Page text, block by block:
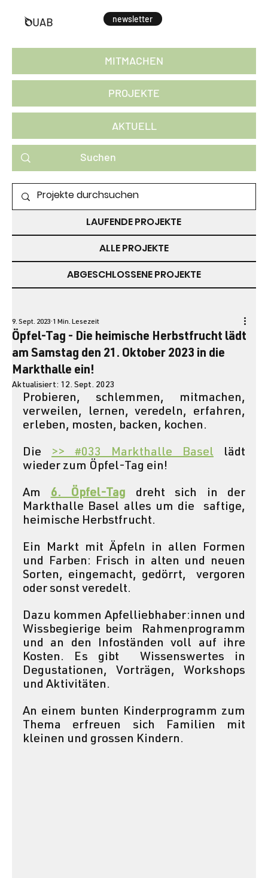
newsletter
Öpfel-Tag - Die heimische Herbstfrucht lädt
am Samstag den 21. Oktober 2023 in die
Markthalle ein!
9. Sept. 2023 1 Min. Lesezeit
Aktualisiert: 12. Sept. 2023
Probieren, schlemmen, mitmachen,
verweilen, lernen, veredeln, erfahren,
erleben, mosten, backen, kochen.
Die >> #033 Markthalle Basel
lädt
wieder zum Öpfel-Tag ein!
Am 6. Öpfel-Tag dreht sich in der
Markthalle Basel alles um die  saftige,
heimische Herbstfrucht.
Ein Markt mit Äpfeln in allen Formen
und Farben: Frisch in alten und neuen
Sorten, eingemacht, gedörrt,  vergoren
oder sonst veredelt.
Dazu kommen Apfelliebhaber:innen und
Wissbegierige beim  Rahmenprogramm
und an den Infoständen voll auf ihre
Kosten. Es gibt  Wissenswertes in
Degustationen, Vorträgen, Workshops
und Aktivitäten.
An einem bunten Kinderprogramm zum
Thema erfreuen sich Familien mit
kleinen und grossen Kindern.
AKTUELL
PROJEKTE
MITMACHEN
PROJEKTE ZUM MITMACHEN
LAUFENDE PROJEKTE
ALLE PROJEKTE
ABGESCHLOSSENE PROJEKTE